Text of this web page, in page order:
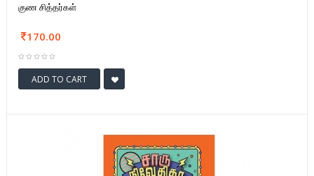
குண சித்தர்கள்
170.00
ADD TO CART